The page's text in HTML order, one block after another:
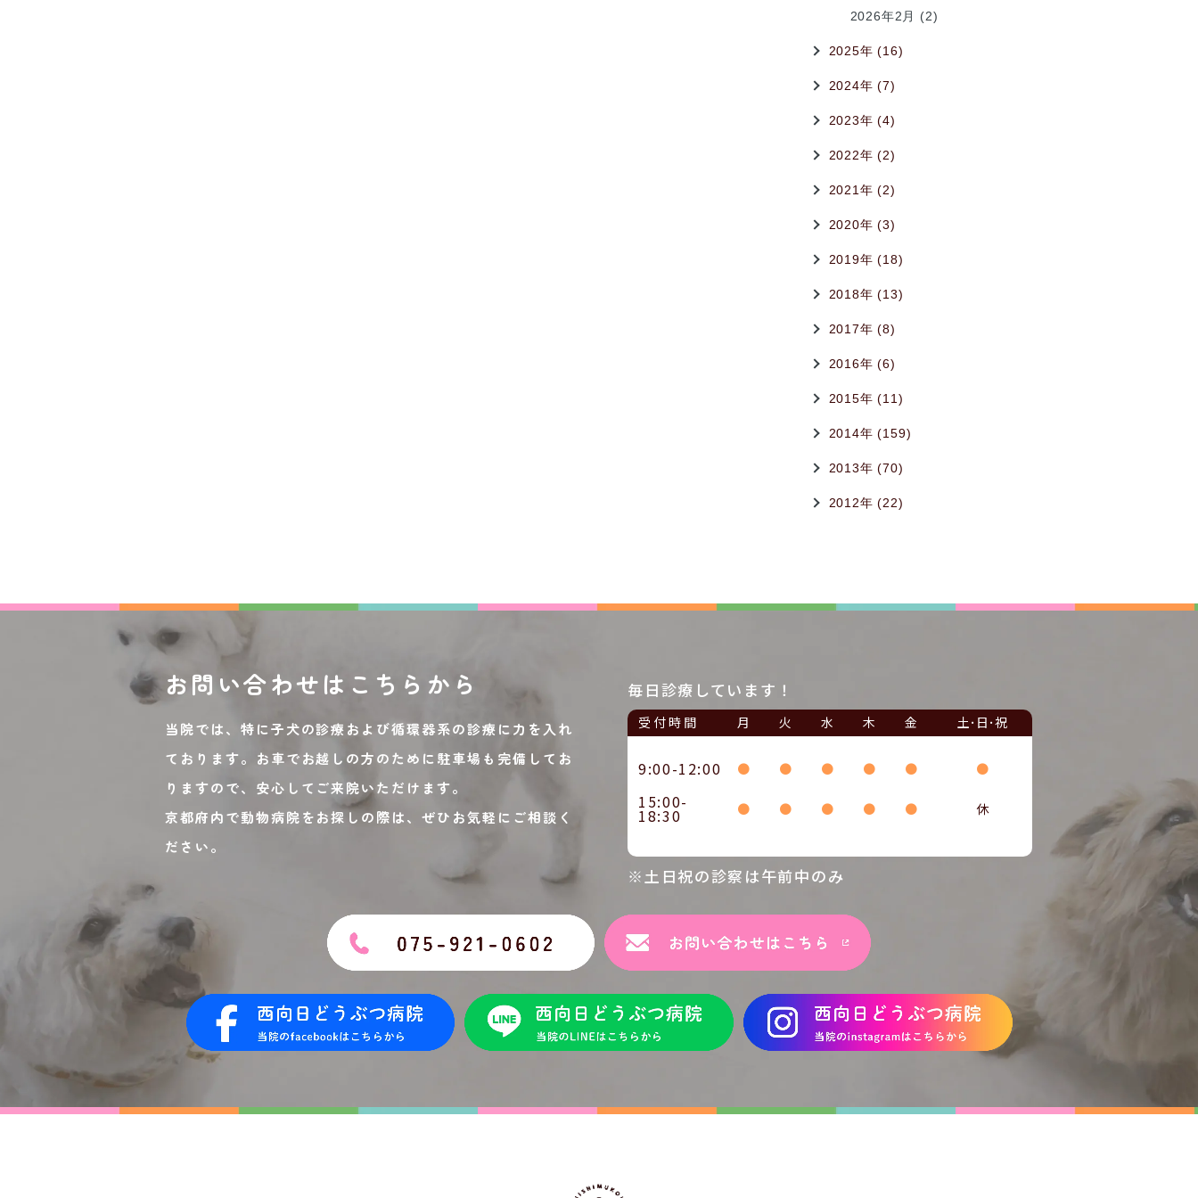
2026年2月 (2)
2025年 (16)
2024年 (7)
2023年 (4)
2022年 (2)
2021年 (2)
2020年 (3)
2019年 (18)
2018年 (13)
2017年 (8)
2016年 (6)
2015年 (11)
2014年 (159)
2013年 (70)
2012年 (22)
お問い合わせは こちらから
当院では、特に子犬の診療および循環器系の診療に力を入れ
ております。お車でお越しの方のために駐車場も完備してお
りますので、安心してご来院いただけます。
京都府内で動物病院をお探しの際は、ぜひお気軽にご相談く
ださい。
毎日診療しています！
受付時間 月 火 水 木 金 土･日･祝
9:00-12:00 ● ● ● ● ● ●
15:00-
18:30 ● ● ● ● ● 休
※土日祝の診察は午前中のみ